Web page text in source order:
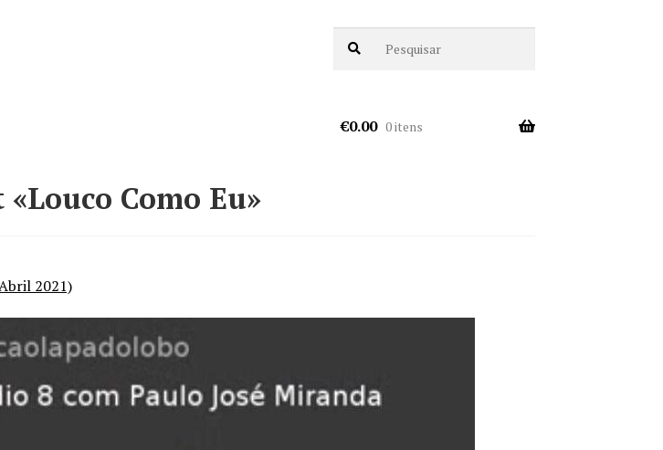
€0.00 0 itens
Como Eu»
2021)